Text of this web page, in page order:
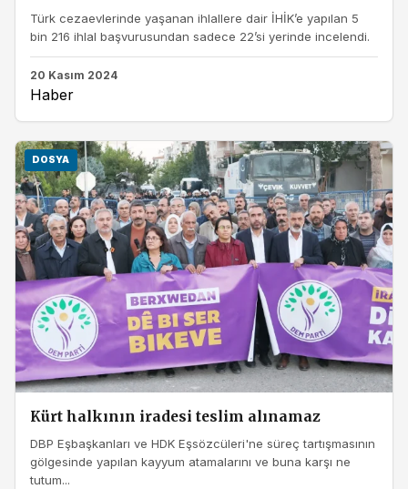
Türk cezaevlerinde yaşanan ihlallere dair İHİK’e yapılan 5
bin 216 ihlal başvurusundan sadece 22’si yerinde incelendi.
20 Kasım 2024
Haber
DOSYA
Kürt halkının iradesi teslim alınamaz
DBP Eşbaşkanları ve HDK Eşsözcüleri'ne süreç tartışmasının
gölgesinde yapılan kayyum atamalarını ve buna karşı ne
tutum...